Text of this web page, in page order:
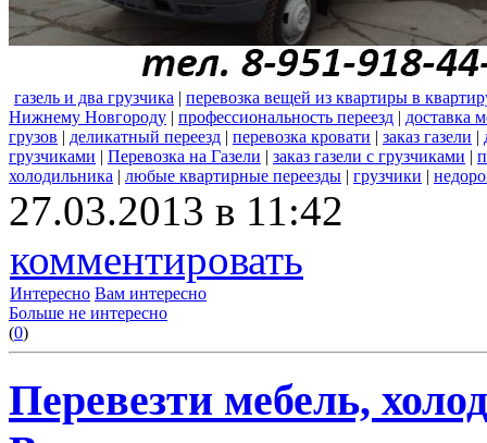
газель и два грузчика | перевозка вещей из квартиры в
Нижнему Новгороду | профессиональность переезд | доставка
грузов | деликатный переезд | перевозка кровати | заказ газели |
грузчиками | Перевозка на Газели | заказ газели с грузчиками |
холодильника | любые квартирные переезды | грузчики |
27.03.2013 в 11:42
комментировать
Интересно Вам интересно
Больше не интересно
(0)
Перевезти мебель,